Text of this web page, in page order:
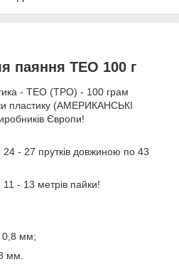
паяння ТЕО 100 г
- ТЕО (ТРО) - 100 грам
пластику (АМЕРИКАНСЬКІ
Європи!
24 - 27 прутків довжиною по 43
- 13 метрів пайки!
0,8 мм;
мм.